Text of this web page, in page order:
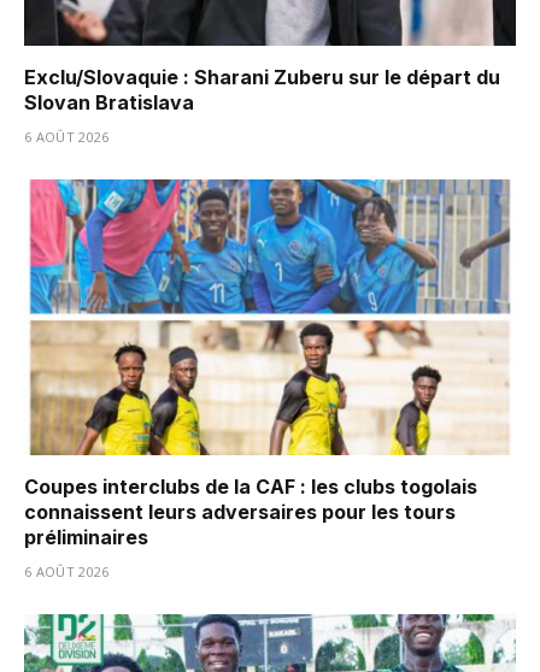
Exclu/Slovaquie : Sharani Zuberu sur le départ du
Slovan Bratislava
6 AOÛT 2026
Coupes interclubs de la CAF : les clubs togolais
connaissent leurs adversaires pour les tours
préliminaires
6 AOÛT 2026